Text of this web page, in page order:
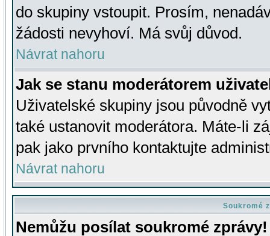
do skupiny vstoupit. Prosím,
žádosti nevyhoví. Má svůj důvod.
Návrat nahoru
Jak se stanu moderátorem
Uživatelské skupiny jsou původně
také ustanovit moderátora. Máte-li
pak jako prvního kontaktujte
Návrat nahoru
Soukromé
Nemůžu posílat soukromé zprávy!